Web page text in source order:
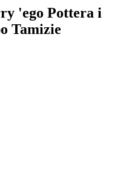
'ego Pottera i
Tamizie